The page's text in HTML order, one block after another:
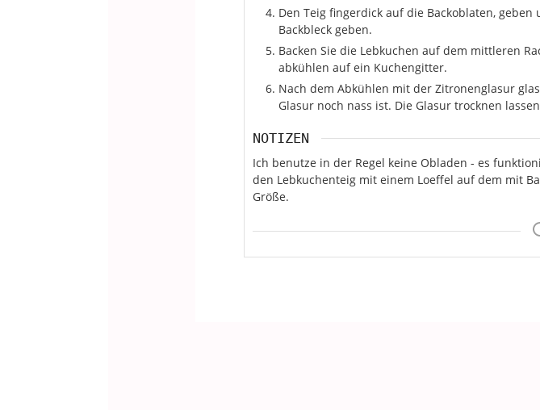
Den Teig fingerdick auf die Backoblaten,
Backbleck geben.
Backen Sie die Lebkuchen auf dem mittleren
abkühlen auf ein Kuchengitter.
Nach dem Abkühlen mit der Zitronenglasur
Glasur noch nass ist. Die Glasur trocknen
NOTIZEN
Ich benutze in der Regel keine Obladen - es
den Lebkuchenteig mit einem Loeffel auf dem mit
Größe.